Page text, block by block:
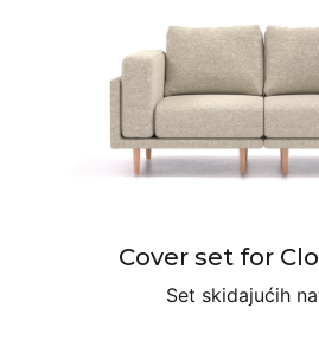
Cover set for
Set skidajućih